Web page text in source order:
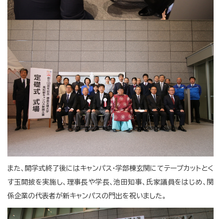
また、開学式終了後にはキャンパス・学部棟玄関にてテープカットとく
す玉開披を実施し、理事長や学長、池田知事、氏家議員をはじめ、関
係企業の代表者が新キャンパスの門出を祝いました。